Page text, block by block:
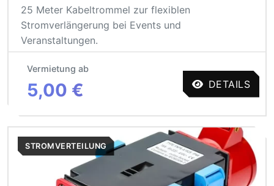
25 Meter Kabeltrommel zur flexiblen
Stromverlängerung bei Events und
Veranstaltungen.
Vermietung ab
5,00 € DETAILS
STROMVERTEILUNG